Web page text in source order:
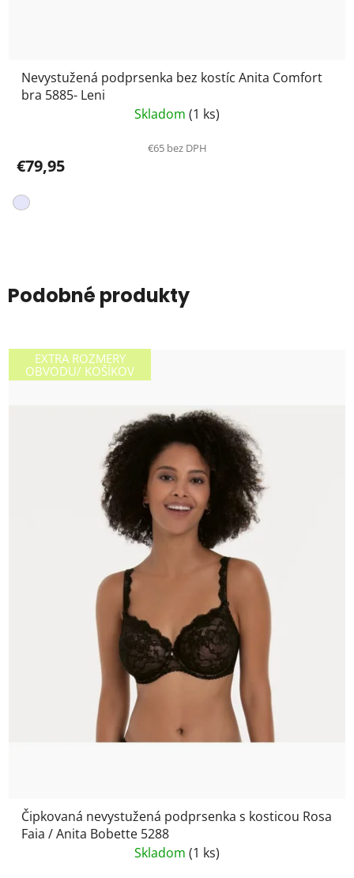
Nevystužená podprsenka bez kostíc Anita Comfort
bra 5885- Leni
Skladom (1 ks)
€65 bez DPH
€79,95
Podobné produkty
EXTRA ROZMERY
OBVODU/ KOŠÍKOV
Čipkovaná nevystužená podprsenka s kosticou Rosa
Faia / Anita Bobette 5288
Skladom (1 ks)